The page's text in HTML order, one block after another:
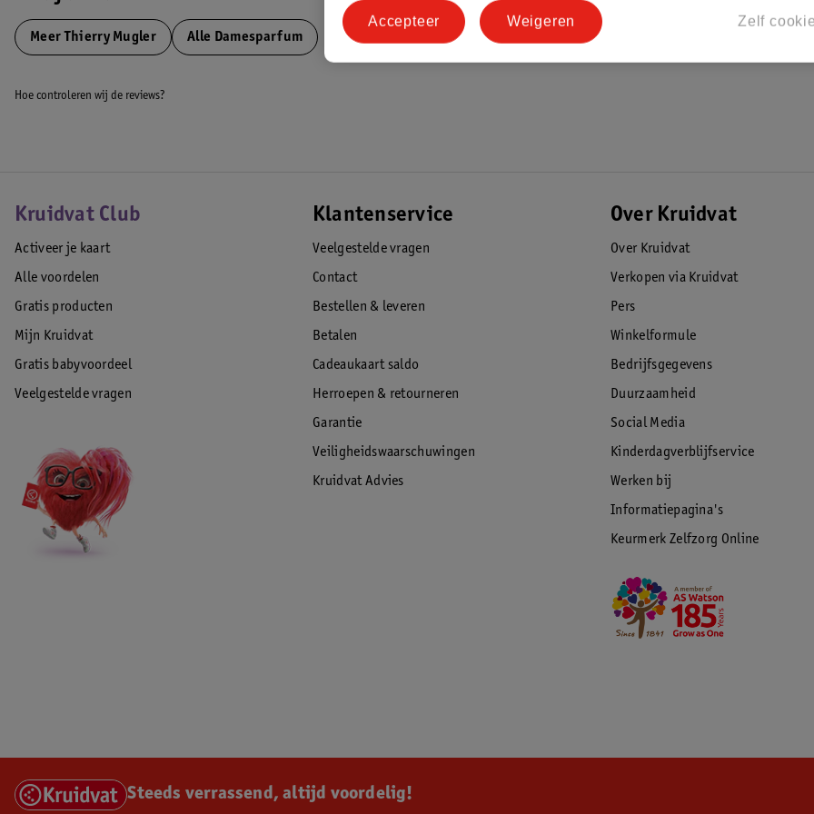
MeerThierry Mugler Alle Damesparfum
Hoe controleren wij de reviews?
Kruidvat Club
Activeer je kaart
Alle voordelen
Gratis producten
Mijn Kruidvat
Gratis babyvoordeel
Veelgestelde vragen
Klantenservice
Veelgestelde vragen
Contact
Bestellen & leveren
Betalen
Cadeaukaart saldo
Herroepen & retourneren
Garantie
Veiligheidswaarschuwingen
Kruidvat Advies
Over Kruidvat
Over Kruidvat
Verkopen via Kruidvat
Pers
Winkelformule
Bedrijfsgegevens
Duurzaamheid
Social Media
Kinderdagverblijfservice
Werken bij
Informatiepagina's
Keurmerk Zelfzorg Online
Steeds verrassend, altijd voordelig!
Zelf
Weigeren
Accepteer